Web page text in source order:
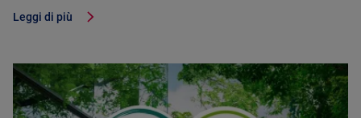
Leggi di più